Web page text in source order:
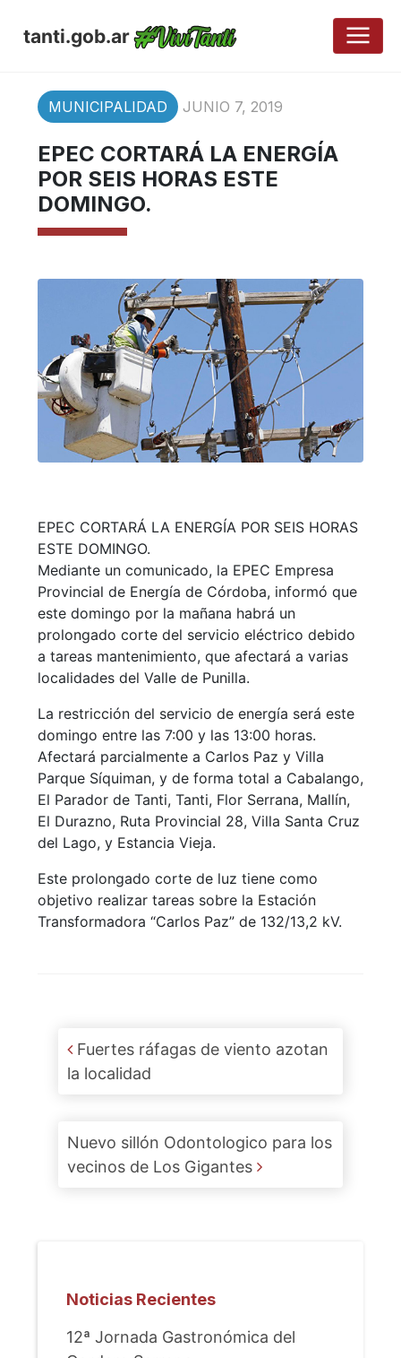
tanti.gob.ar
MUNICIPALIDAD JUNIO 7, 2019
EPEC CORTARÁ LA ENERGÍA
POR SEIS HORAS ESTE
DOMINGO.
EPEC CORTARÁ LA ENERGÍA POR SEIS HORAS
ESTE DOMINGO.
Mediante un comunicado, la EPEC Empresa
Provincial de Energía de Córdoba, informó que
este domingo por la mañana habrá un
prolongado corte del servicio eléctrico debido
a tareas mantenimiento, que afectará a varias
localidades del Valle de Punilla.
La restricción del servicio de energía será este
domingo entre las 7:00 y las 13:00 horas.
Afectará parcialmente a Carlos Paz y Villa
Parque Síquiman, y de forma total a Cabalango,
El Parador de Tanti, Tanti, Flor Serrana, Mallín,
El Durazno, Ruta Provincial 28, Villa Santa Cruz
del Lago, y Estancia Vieja.
Este prolongado corte de luz tiene como
objetivo realizar tareas sobre la Estación
Transformadora “Carlos Paz” de 132/13,2 kV.
Post navigation
Fuertes ráfagas de viento azotan
la localidad
Nuevo sillón Odontologico para los
vecinos de Los Gigantes
Noticias Recientes
12ª Jornada Gastronómica del